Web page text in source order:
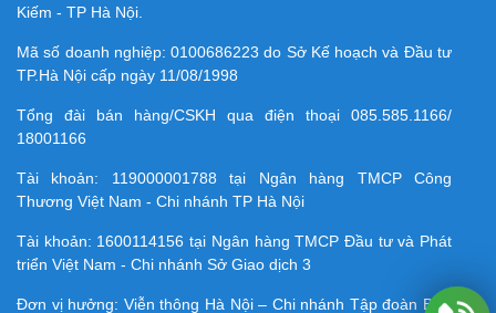
Kiếm - TP Hà Nội.
Mã số doanh nghiệp:0100686223 do Sở Kế hoạch và Đầu tư
TP.Hà Nội cấp ngày 11/08/1998
Tổng đài bán hàng/CSKH qua điện thoại 085.585.1166/
18001166
Tài khoản: 119000001788 tại Ngân hàng TMCP Công
Thương Việt Nam - Chi nhánh TP Hà Nội
Tài khoản: 1600114156 tại Ngân hàng TMCP Ðầu tư và Phát
triển Việt Nam - Chi nhánh Sở Giao dịch 3
Đơn vị hưởng: Viễn thông Hà Nội – Chi nhánh Tập đoàn Bưu